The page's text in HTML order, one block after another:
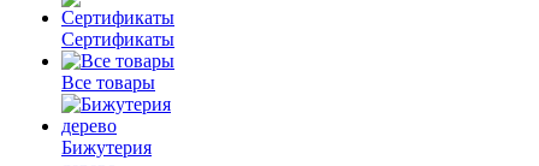
Сертификаты
Все товары
Бижутерия